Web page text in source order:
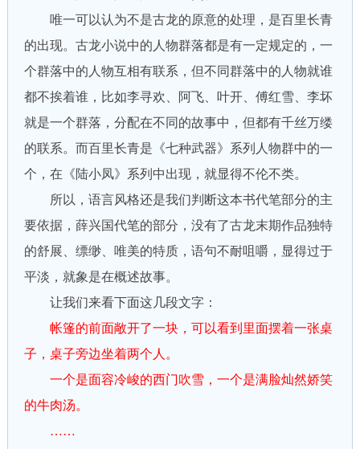
唯一可以认为不是古龙的原意的处理，是百里长青
的出现。古龙小说中的人物群落都是有一定规定的，一
个群落中的人物互相有联系，但不同群落中的人物就谁
都不挨着谁，比如李寻欢、阿飞、叶开、傅红雪、李坏
就是一个群落，分配在不同的故事中，但都有千丝万缕
的联系。而百里长青是《七种武器》系列人物群中的一
个，在《陆小凤》系列中出现，就显得不伦不类。
所以，语言风格还是我们判断这本书代笔部分的主
要依据，薛兴国代笔的部分，没有了古龙末期作品独特
的舒展、缥缈、唯美的特质，语句不耐咀嚼，显得过于
平淡，就象是在概述故事。
让我们来看下面这几段文字：
帐篷的前面敞开了一块，可以看到里面摆着一张桌
子，桌子旁边坐着两个人。
一个是面容冷峻的西门吹雪，一个是满脸灿然娇笑
的牛肉汤。
……